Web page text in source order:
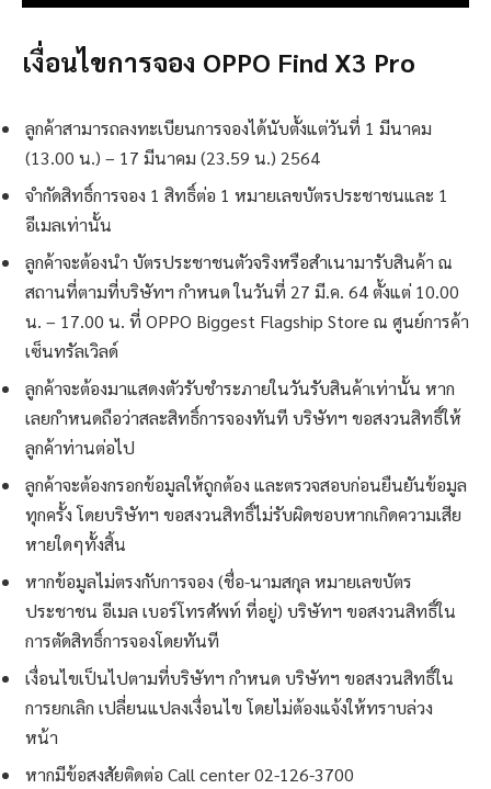
เงื่อนไขการจอง OPPO Find X3 Pro
ลูกค้าสามารถลงทะเบียนการจองได้นับตั้งแต่วันที่ 1 มีนาคม
(13.00 น.) – 17 มีนาคม (23.59 น.) 2564
จำกัดสิทธิ์การจอง 1 สิทธิ์ต่อ 1 หมายเลขบัตรประชาชนและ 1
อีเมลเท่านั้น
ลูกค้าจะต้องนำ บัตรประชาชนตัวจริงหรือสำเนามารับสินค้า ณ
สถานที่ตามที่บริษัทฯ กำหนด ในวันที่ 27 มี.ค. 64 ตั้งแต่ 10.00
น. – 17.00 น. ที่ OPPO Biggest Flagship Store ณ ศูนย์การค้า
เซ็นทรัลเวิลด์
ลูกค้าจะต้องมาแสดงตัวรับชำระภายในวันรับสินค้าเท่านั้น หาก
เลยกำหนดถือว่าสละสิทธิ์การจองทันที บริษัทฯ ขอสงวนสิทธิ์ให้
ลูกค้าท่านต่อไป
ลูกค้าจะต้องกรอกข้อมูลให้ถูกต้อง และตรวจสอบก่อนยืนยันข้อมูล
ทุกครั้ง โดยบริษัทฯ ขอสงวนสิทธิ์ไม่รับผิดชอบหากเกิดความเสีย
หายใดๆทั้งสิ้น
หากข้อมูลไม่ตรงกับการจอง (ชื่อ-นามสกุล หมายเลขบัตร
ประชาชน อีเมล เบอร์โทรศัพท์ ที่อยู่) บริษัทฯ ขอสงวนสิทธิ์ใน
การตัดสิทธิ์การจองโดยทันที
เงื่อนไขเป็นไปตามที่บริษัทฯ กำหนด บริษัทฯ ขอสงวนสิทธิ์ใน
การยกเลิก เปลี่ยนแปลงเงื่อนไข โดยไม่ต้องแจ้งให้ทราบล่วง
หน้า
หากมีข้อสงสัยติดต่อ Call center 02-126-3700